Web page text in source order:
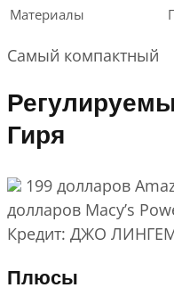
Материалы
Самый компактный
Гиря
199 долларов
долларов Macy’s
Кредит: ДЖО
Плюсы